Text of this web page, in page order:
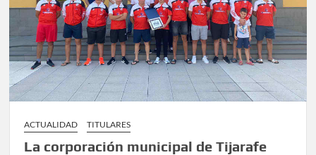
ACTUALIDAD TITULARES
La corporación municipal de Tijarafe